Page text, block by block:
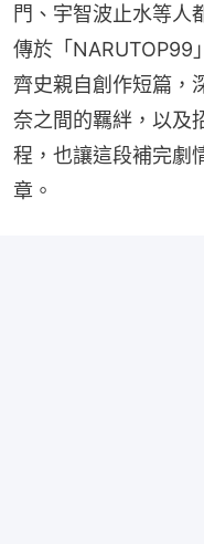
門、宇智波止水等人
傳於「NARUTOP99
齊史親自創作短篇，
奈之間的羈絆，以及
程，也讓這段補完劇
章。